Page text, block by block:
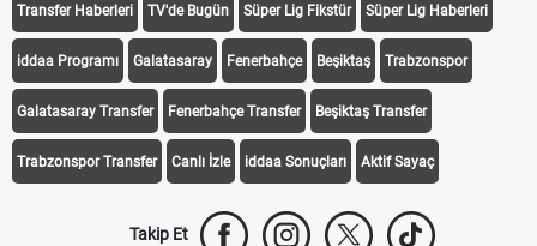
Transfer Haberleri TV'de Bugün Süper Lig Fikstür Süper Lig Haberleri
iddaa Programı Galatasaray Fenerbahçe Beşiktaş Trabzonspor
Galatasaray Transfer Fenerbahçe Transfer Beşiktaş Transfer
Trabzonspor Transfer Canlı İzle iddaa Sonuçları Aktif Sayaç
Takip Et